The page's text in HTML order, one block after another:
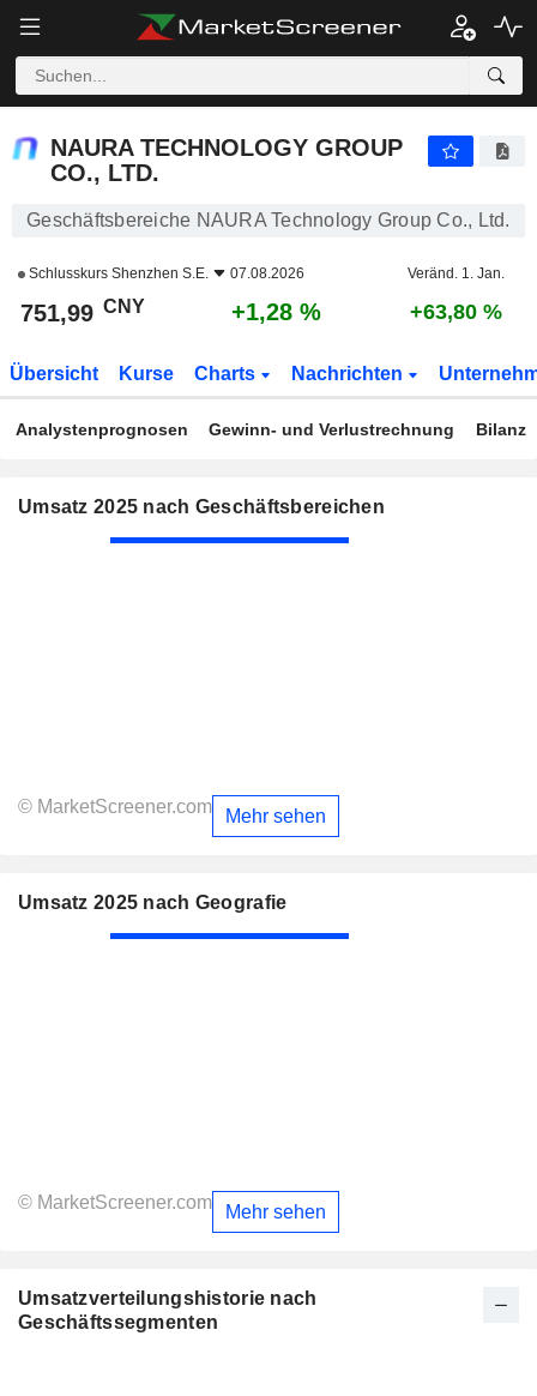
NAURA TECHNOLOGY GROUP
CO., LTD.
Geschäftsbereiche NAURA Technology Group Co., Ltd.
Schlusskurs Shenzhen S.E. 07.08.2026 Veränd. 1. Jan.
751,99 CNY +1,28 % +63,80 %
Übersicht Kurse Charts Nachrichten
Analystenprognosen Gewinn- und Verlustrechnung Bilanz
Umsatz 2025 nach Geschäftsbereichen
© MarketScreener.com Mehr sehen
Umsatz 2025 nach Geografie
© MarketScreener.com Mehr sehen
Umsatzverteilungshistorie nach
Geschäftssegmenten